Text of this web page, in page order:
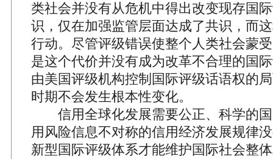
类社会并没有从危机中得出改变现存国
识，仅在加强监管层面达成了共识，而
行动。尽管评级错误使整个人类社会蒙
是这个代价并没有成为改革不合理的国
由美国评级机构控制国际评级话语权的
时期不会发生根本性变化。
信用全球化发展需要公正、科学的国
用风险信息不对称的信用经济发展规律
新型国际评级体系才能维护国际社会整